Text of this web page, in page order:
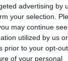
advertising by
your selection.
may continue
utilized by us or
prior to your opt-
of your personal
w